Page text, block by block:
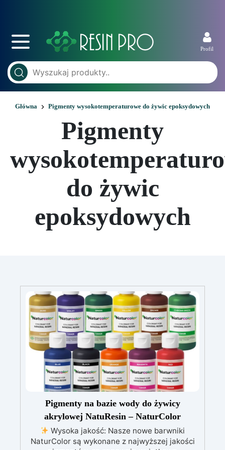
Profil
Główna Pigmenty wysokotemperaturowe do żywic epoksydowych
Pigmenty
do żywic
epoksydowych
Pigmenty na bazie wody do żywicy
akrylowej NatuResin – NaturColor
Wysoka jakość: Nasze nowe barwniki
NaturColor są wykonane z najwyższej jakości